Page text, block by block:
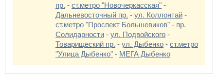
пр. - ст.метро "Новочеркасская" -
Дальневосточный пр. - ул. Коллонтай -
ст.метро "Проспект Большевиков" - пр.
Солидарности - ул. Подвойского -
Товарищеский пр. - ул. Дыбенко - ст.метро
"Улица Дыбенко" - МЕГА Дыбенко